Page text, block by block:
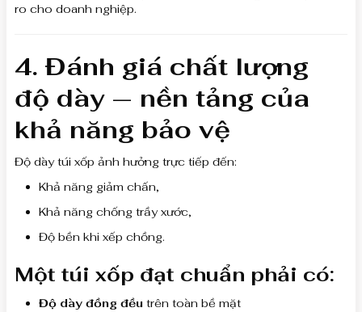
ro cho doanh nghiệp.
4. Đánh giá chất lượng
độ dày — nền tảng của
khả năng bảo vệ
Độ dày túi xốp ảnh hưởng trực tiếp đến:
Khả năng giảm chấn,
Khả năng chống trầy xước,
Độ bền khi xếp chồng.
Một túi xốp đạt chuẩn phải có:
Độ dày đồng đều trên toàn bề mặt